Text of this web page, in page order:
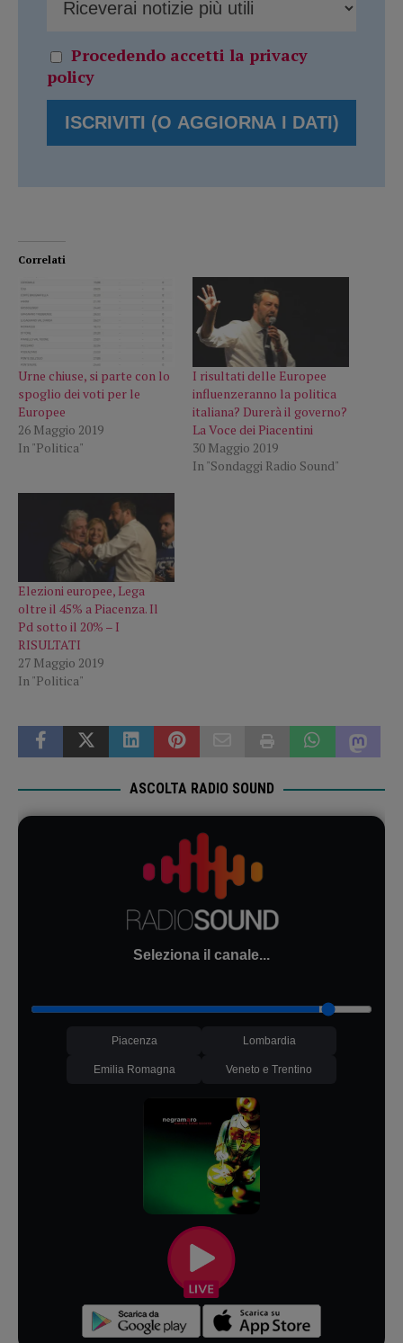
Procedendo accetti la privacy
policy
Correlati
Urne chiuse, si parte con lo
spoglio dei voti per le
Europee
26 Maggio 2019
In "Politica"
I risultati delle Europee
influenzeranno la politica
italiana? Durerà il governo?
La Voce dei Piacentini
30 Maggio 2019
In "Sondaggi Radio Sound"
Elezioni europee, Lega
oltre il 45% a Piacenza. Il
Pd sotto il 20% – I
RISULTATI
27 Maggio 2019
In "Politica"
ASCOLTA RADIO SOUND
Seleziona il canale...
Piacenza Lombardia
Emilia Romagna Veneto e Trentino